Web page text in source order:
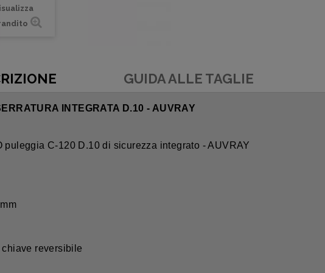
GUIDA ALLE TAGLIE
INTEGRATA D.10 - AUVRAY
puleggia C-120 D.10 di sicurezza integrato - AUVRAY
reversibile